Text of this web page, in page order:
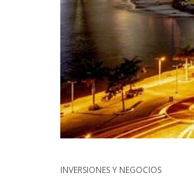
INVERSIONES Y NEGOCIOS